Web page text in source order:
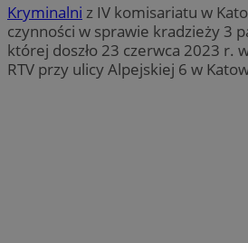
Kryminalni z IV komisariatu w
czynności w sprawie kradzieży 3
której doszło 23 czerwca 2023 r.
RTV przy ulicy Alpejskiej 6 w